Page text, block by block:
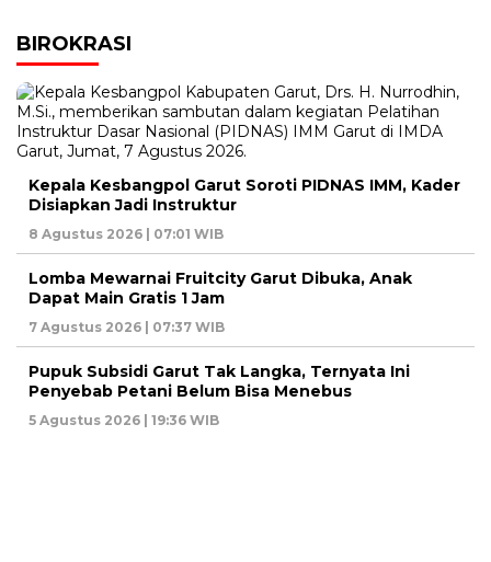
BIROKRASI
Kepala Kesbangpol Garut Soroti PIDNAS IMM, Kader
Disiapkan Jadi Instruktur
8 Agustus 2026 | 07:01 WIB
Lomba Mewarnai Fruitcity Garut Dibuka, Anak
Dapat Main Gratis 1 Jam
7 Agustus 2026 | 07:37 WIB
Pupuk Subsidi Garut Tak Langka, Ternyata Ini
Penyebab Petani Belum Bisa Menebus
5 Agustus 2026 | 19:36 WIB